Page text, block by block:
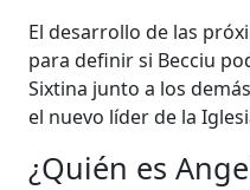
El desarrollo de las
para definir si Becciu
Sixtina junto a los
el nuevo líder de la
¿Quién es